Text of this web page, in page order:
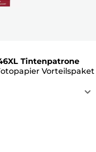
Tintenpatrone
Vorteilspaket